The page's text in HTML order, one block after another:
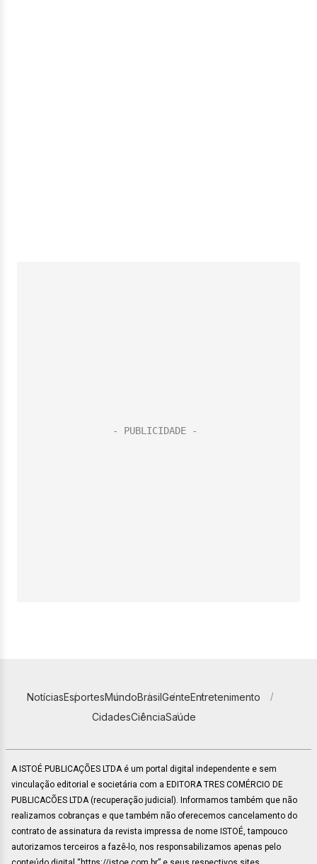
NotíciasEsportesMundoBrasilGenteEntretenimento
CidadesCiênciaSaúde
A ISTOÉ PUBLICAÇÕES LTDA é um portal digital independente e sem
vinculação editorial e societária com a EDITORA TRES COMÉRCIO DE
PUBLICACÕES LTDA (recuperação judicial). Informamos também que não
realizamos cobranças e que também não oferecemos cancelamento do
contrato de assinatura da revista impressa de nome ISTOÉ, tampouco
autorizamos terceiros a fazê-lo, nos responsabilizamos apenas pelo